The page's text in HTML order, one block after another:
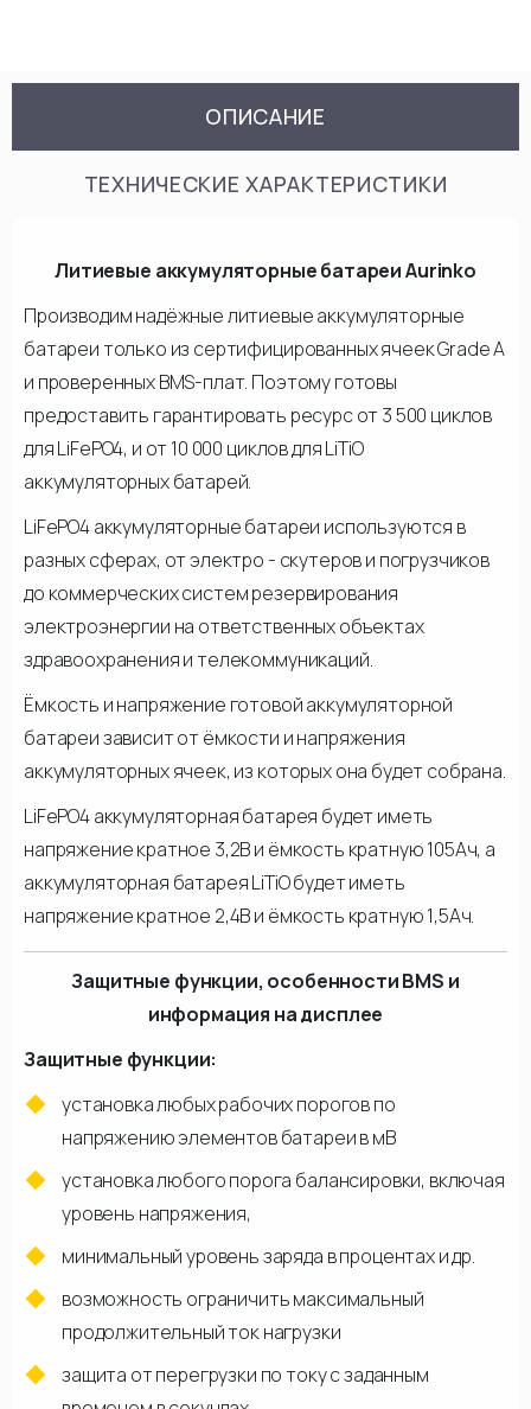
ОПИСАНИЕ
ТЕХНИЧЕСКИЕ ХАРАКТЕРИСТИКИ
Литиевые аккумуляторные батареи Aurinko
Производим надёжные литиевые аккумуляторные
батареи только из сертифицированных ячеек Grade A
и проверенных BMS-плат. Поэтому готовы
предоставить гарантировать ресурс от 3 500 циклов
для LiFePO4, и от 10 000 циклов для LiTiO
аккумуляторных батарей.
LiFePO4 аккумуляторные батареи используются в
разных сферах, от электро - скутеров и погрузчиков
до коммерческих систем резервирования
электроэнергии на ответственных объектах
здравоохранения и телекоммуникаций.
Ёмкость и напряжение готовой аккумуляторной
батареи зависит от ёмкости и напряжения
аккумуляторных ячеек, из которых она будет собрана.
LiFePO4 аккумуляторная батарея будет иметь
напряжение кратное 3,2В и ёмкость кратную 105Ач, а
аккумуляторная батарея LiTiO будет иметь
напряжение кратное 2,4В и ёмкость кратную 1,5Ач.
Защитные функции, особенности BMS и
информация на дисплее
Защитные функции:
установка любых рабочих порогов по
напряжению элементов батареи в мВ
установка любого порога балансировки, включая
уровень напряжения,
минимальный уровень заряда в процентах и др.
возможность ограничить максимальный
продолжительный ток нагрузки
защита от перегрузки по току с заданным